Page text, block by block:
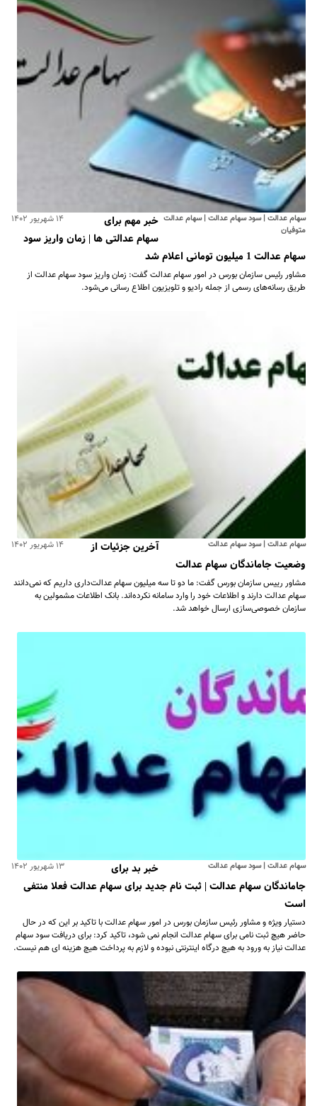
سهام عدالت | سود سهام عدالت | سهام عدالت
متوفیان
۱۴ شهریور ۱۴۰۲
خبر مهم برای
سهام عدالتی ها | زمان واریز سود
سهام عدالت 1 میلیون تومانی اعلام شد
مشاور رئیس سازمان بورس در امور سهام عدالت گفت: زمان واریز سود سهام عدالت از
طریق رسانه‌های رسمی از جمله رادیو و تلویزیون اطلاع رسانی می‌شود.
سهام عدالت | سود سهام عدالت ۱۴ شهریور ۱۴۰۲
آخرین جزئیات از
وضعیت جاماندگان سهام عدالت
مشاور رییس سازمان بورس گفت: ما دو تا سه میلیون سهام عدالت‌داری داریم که نمی‌دانند
سهام عدالت دارند و اطلاعات خود را وارد سامانه نکرده‌اند. بانک اطلاعات مشمولین به
سازمان خصوصی‌سازی ارسال خواهد شد.
سهام عدالت | سود سهام عدالت ۱۳ شهریور ۱۴۰۲
خبر بد برای
جاماندگان سهام عدالت | ثبت نام جدید برای سهام عدالت فعلا منتفی
است
دستیار ویژه و مشاور رئیس سازمان بورس در امور سهام عدالت با تاکید بر این که در حال
حاضر هیچ ثبت نامی برای سهام عدالت انجام نمی شود، تاکید کرد: برای دریافت سود سهام
عدالت نیاز به ورود به هیچ درگاه اینترنتی نبوده و لازم به پرداخت هیچ هزینه ای هم نیست.